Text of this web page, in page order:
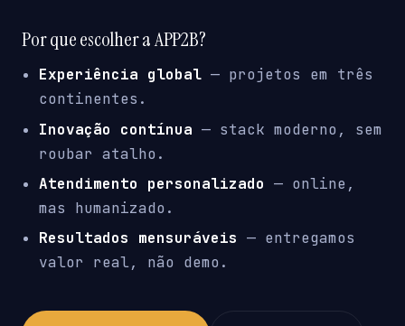
Por que escolher a APP2B?
Experiência global — projetos em três
continentes.
Inovação contínua — stack moderno, sem
roubar atalho.
Atendimento personalizado — online,
mas humanizado.
Resultados mensuráveis — entregamos
valor real, não demo.